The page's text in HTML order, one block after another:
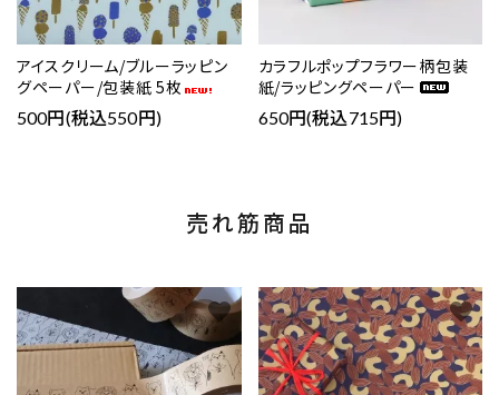
アイスクリーム/ブルーラッピン
グペーパー/包装紙 5枚
500円(税込550円)
カラフルポップフラワー柄包装
紙/ラッピングペーパー
650円(税込715円)
売れ筋商品
favorite favorite